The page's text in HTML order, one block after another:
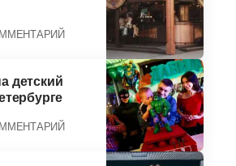
детский